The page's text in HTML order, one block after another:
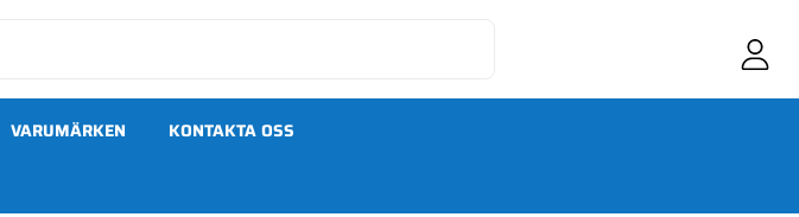
VARUMÄRKEN KONTAKTA OSS